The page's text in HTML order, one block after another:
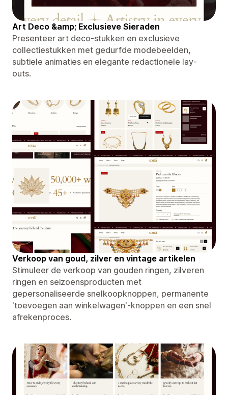
Art Deco &amp; Exclusieve Sieraden
Presenteer art deco-stukken en exclusieve
collectiestukken met gedurfde modebeelden,
subtiele animaties en elegante redactionele lay-
outs.
Verkoop van goud, zilver en vintage artikelen
Stimuleer de verkoop van gouden ringen, zilveren
ringen en seizoensproducten met
gepersonaliseerde snelkoopknoppen, permanente
'toevoegen aan winkelwagen'-knoppen en een snel
afrekenproces.